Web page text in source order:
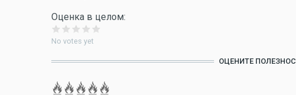
Оценка в целом:
No votes yet
ОЦЕНИТЕ